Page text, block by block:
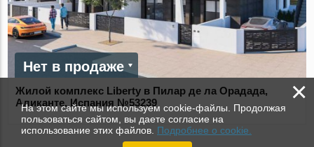
Нет в продаже
Жилой комплекс Liberty в Пилар де ла Орадада,
Аликанте, Испания №53239
×
На этом сайте мы используем cookie-файлы. Продолжая
пользоваться сайтом, вы даете согласие на
использование этих файлов. Подробнее о cookie.